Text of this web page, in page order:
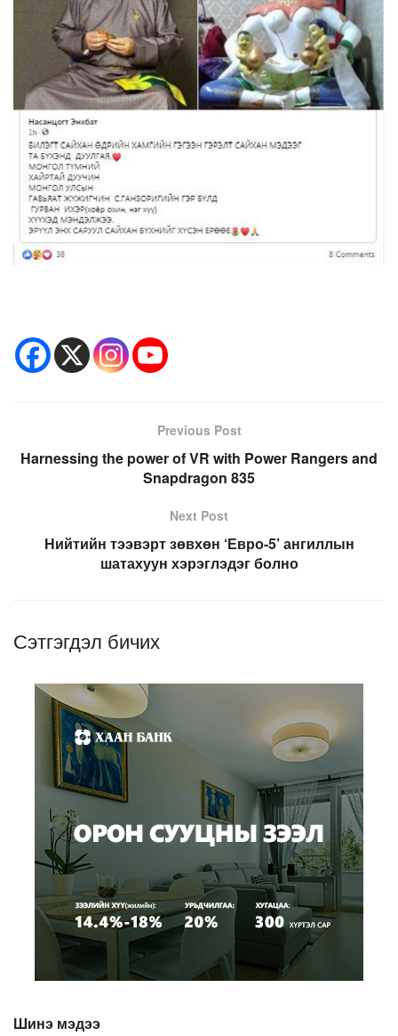
Previous Post
Harnessing the power of VR with Power Rangers and
Snapdragon 835
Next Post
Нийтийн тээвэрт зөвхөн ‘Евро-5’ ангиллын
шатахуун хэрэглэдэг болно
Сэтгэгдэл бичих
Шинэ мэдээ